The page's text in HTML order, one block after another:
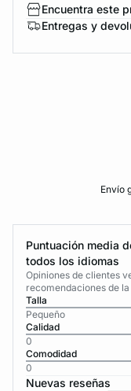
Encuentra este
Entregas y
Envío
Puntuación media
todos los idiomas
Opiniones de clientes
recomendaciones de
Talla
Pequeño
Calidad
0
Comodidad
0
Nuevas reseñas